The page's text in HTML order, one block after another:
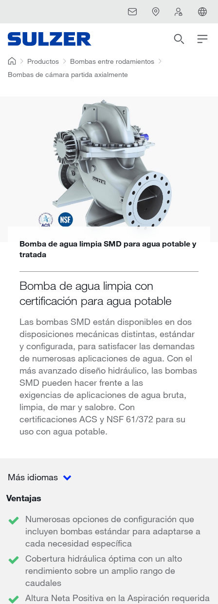
Productos
Bombas entre rodamientos
Bombas de cámara partida axialmente
Bomba de agua limpia SMD para agua potable y
tratada
Bomba de agua limpia con
certificación para agua potable
Las bombas SMD están disponibles en dos
disposiciones mecánicas distintas, estándar
y configurada, para satisfacer las demandas
de numerosas aplicaciones de agua. Con el
más avanzado diseño hidráulico, las bombas
SMD pueden hacer frente a las
exigencias de aplicaciones de agua bruta,
limpia, de mar y salobre. Con
certificaciones ACS y NSF 61/372 para su
uso con agua potable.
Más idiomas
Ventajas
Numerosas opciones de configuración que
incluyen bombas estándar para adaptarse a
cada necesidad específica
Cobertura hidráulica óptima con un alto
rendimiento sobre un amplio rango de
caudales
Altura Neta Positiva en la Aspiración requerida